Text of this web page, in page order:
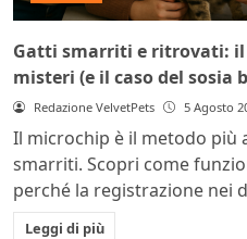
Gatti smarriti e ritrovati: il
misteri (e il caso del sosia
Redazione VelvetPets 5 Agosto
Il microchip è il metodo
smarriti. Scopri come
perché la registrazione nei
Leggi di più